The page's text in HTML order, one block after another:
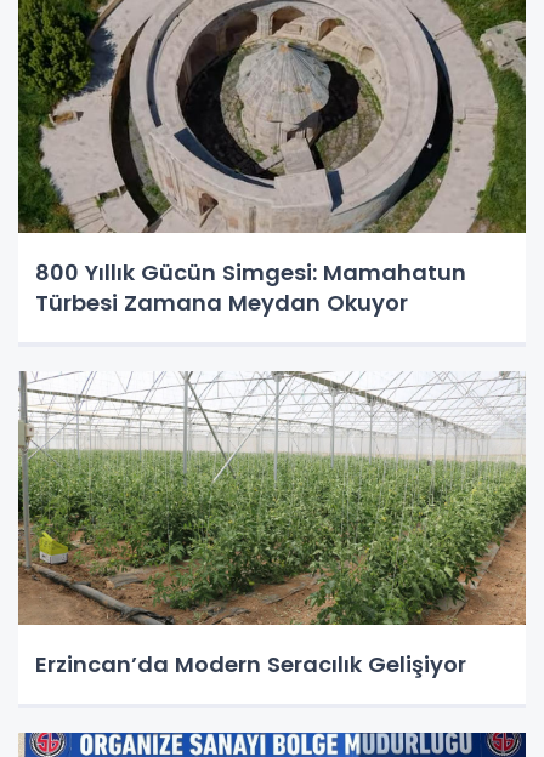
800 Yıllık Gücün Simgesi: Mamahatun
Türbesi Zamana Meydan Okuyor
Erzincan’da Modern Seracılık Gelişiyor